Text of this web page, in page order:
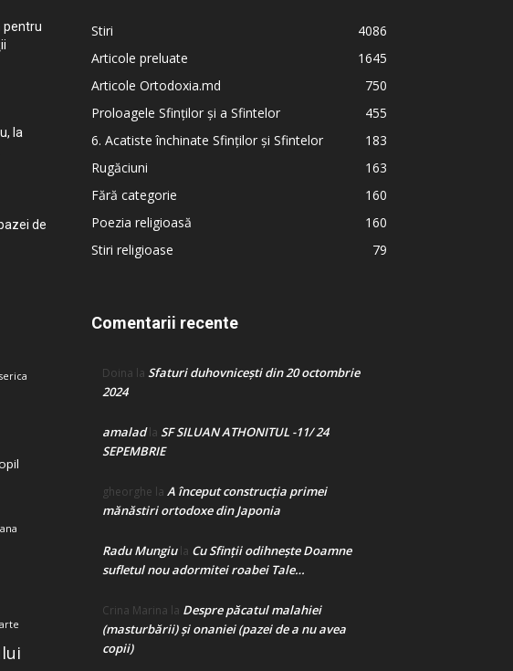
pentru
la
de
Stiri
4086
Articole preluate
1645
Articole Ortodoxia.md
750
Proloagele Sfinților și a Sfintelor
455
6. Acatiste închinate Sfinților și Sfintelor
183
Rugăciuni
163
Fără categorie
160
Poezia religioasă
160
Stiri religioase
79
Comentarii recente
Doina la Sfaturi duhovnicești din 20 octombrie
2024
amaladla SF SILUAN ATHONITUL -11/ 24
SEPEMBRIE
gheorghe la A început construcţia primei
mănăstiri ortodoxe din Japonia
Radu Mungiula Cu Sfinții odihnește Doamne
sufletul nou adormitei roabei Tale…
Crina Marina la Despre păcatul malahiei
(masturbării) şi onaniei (pazei de a nu avea
copii)